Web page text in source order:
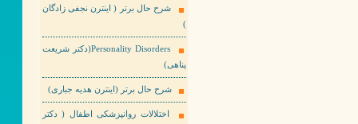
شرح حال برتر ( اینترن نجفی زادگان
)
Personality Disorders(دکتر شریعت
پناهی)
شرح حال برتر (اینترن هدیه جباری)
اختلالات روانپزشکی اطفال ( دکتر